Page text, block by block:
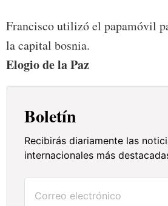
Francisco utilizó el papamóvil
la capital bosnia.
Elogio de la Paz
Boletín
Recibirás diariamente las
internacionales más